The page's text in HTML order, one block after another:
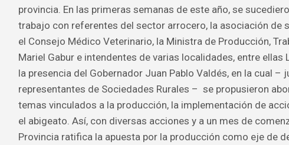
provincia. En las primeras semanas de este año, se
trabajo con referentes del sector arrocero, la asociación de
el Consejo Médico Veterinario, la Ministra de Producción,
Mariel Gabur e intendentes de varias localidades, entre ellas
la presencia del Gobernador Juan Pablo Valdés, en la cual –
representantes de Sociedades Rurales – se propusieron
temas vinculados a la producción, la implementación de
el abigeato. Así, con diversas acciones y a un mes de
Provincia ratifica la apuesta por la producción como eje de